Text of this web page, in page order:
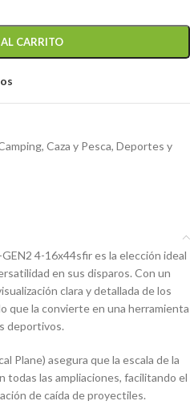
CARRITO
Caza y Pesca, Deportes y
4-16x44sfir es la elección ideal
en sus disparos. Con un
clara y detallada de los
que la convierte en una herramienta
deportivos.
Plane) asegura que la escala de la
las ampliaciones, facilitando el
de caída de proyectiles.